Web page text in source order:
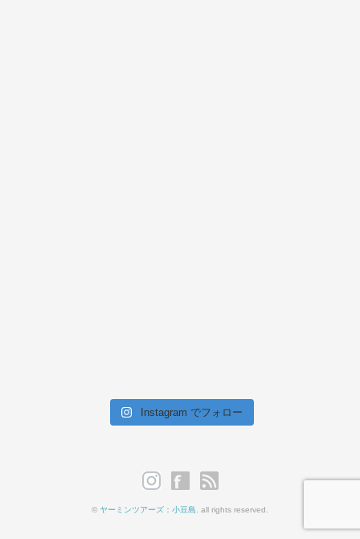
Instagram でフォロー
© ヤーミンツアーズ：小豆島 . all rights reserved.